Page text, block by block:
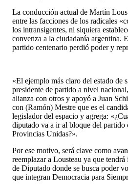
La conducción actual de Martín
entre las facciones de los radicales
los intransigentes, ni siquiera
convenza a la ciudadanía argentina.
partido centenario perdió poder y
«El ejemplo más claro del estado de
presidente de partido a nivel
alianza con otros y apoyó a Juan
con (Ramón) Mestre que es el
legislador del espacio y agrega:
diputado va a ir al bloque del partido
Provincias Unidas?».
Por ese motivo, será clave como
reemplazar a Lousteau ya que
de Diputado donde se busca poder
que integran Democracia para